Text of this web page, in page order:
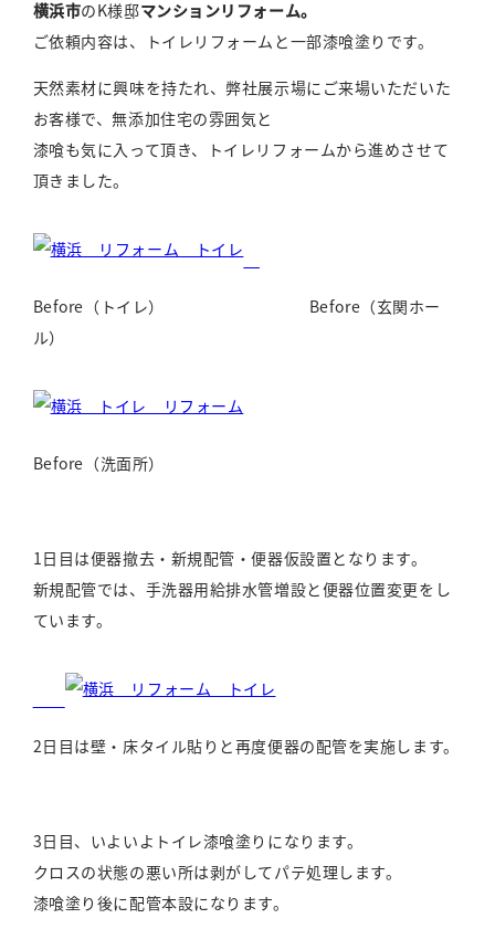
横浜市のK様邸マンションリフォーム。
ご依頼内容は、トイレリフォームと一部漆喰塗りです。
天然素材に興味を持たれ、弊社展示場にご来場いただいた
お客様で、無添加住宅の雰囲気と
漆喰も気に入って頂き、トイレリフォームから進めさせて
頂きました。
Before（トイレ） Before（玄関ホー
ル）
Before（洗面所）
1日目は便器撤去・新規配管・便器仮設置となります。
新規配管では、手洗器用給排水管増設と便器位置変更をし
ています。
2日目は壁・床タイル貼りと再度便器の配管を実施します。
3日目、いよいよトイレ漆喰塗りになります。
クロスの状態の悪い所は剥がしてパテ処理します。
漆喰塗り後に配管本設になります。